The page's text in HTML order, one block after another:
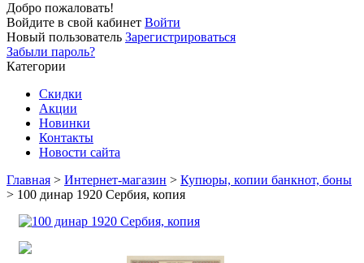
Добро пожаловать!
Войдите в свой кабинет Войти
Новый пользователь Зарегистрироваться
Забыли пароль?
Категории
Скидки
Акции
Новинки
Контакты
Новости сайта
Главная > Интернет-магазин > Купюры, копии банкнот, боны
> 100 динар 1920 Сербия, копия